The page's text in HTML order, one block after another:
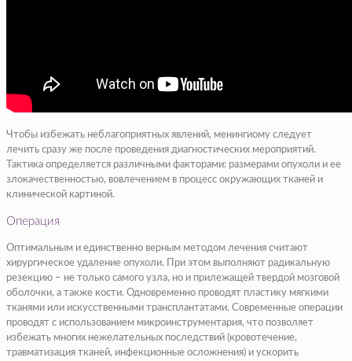
Чтобы избежать неблагоприятных явлений, менингиому следует
лечить сразу же после проведения диагностических мероприятий.
Тактика определяется различными факторами: размерами опухоли и ее
злокачественностью, вовлечением в процесс окружающих тканей и
клинической картиной.
Операция
Оптимальным и единственно верным методом лечения считают
хирургическое удаление опухоли. При этом выполняют радикальную
резекцию – не только самого узла, но и прилежащей твердой мозговой
оболочки, а также кости. Одновременно проводят пластику мягкими
тканями или искусственными трансплантатами. Современные операции
проводят с использованием микроинструментария, что позволяет
избежать многих нежелательных последствий (кровотечение,
травматизация тканей, инфекционные осложнения) и ускорить